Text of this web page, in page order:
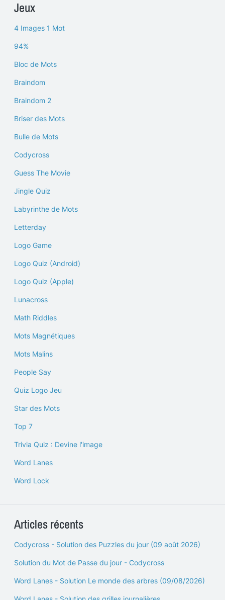
Jeux
4 Images 1 Mot
94%
Bloc de Mots
Braindom
Braindom 2
Briser des Mots
Bulle de Mots
Codycross
Guess The Movie
Jingle Quiz
Labyrinthe de Mots
Letterday
Logo Game
Logo Quiz (Android)
Logo Quiz (Apple)
Lunacross
Math Riddles
Mots Magnétiques
Mots Malins
People Say
Quiz Logo Jeu
Star des Mots
Top 7
Trivia Quiz : Devine l'image
Word Lanes
Word Lock
Articles récents
Codycross - Solution des Puzzles du jour (09 août 2026)
Solution du Mot de Passe du jour - Codycross
Word Lanes - Solution Le monde des arbres (09/08/2026)